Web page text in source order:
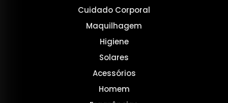
Cuidado Corporal
Maquilhagem
Higiene
Solares
Acessórios
Homem